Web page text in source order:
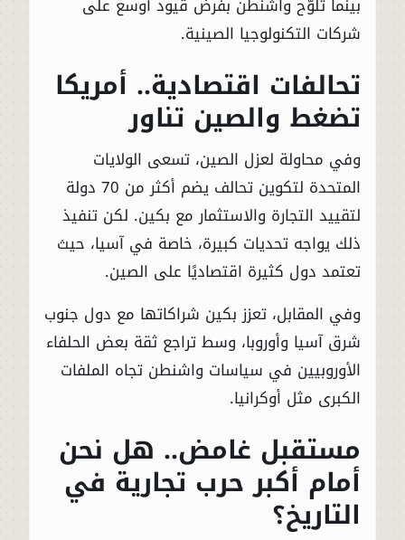
شركات التكنولوجيا الصينية.
تحالفات اقتصادية.. أمريكا
تضغط والصين تناور
وفي محاولة لعزل الصين، تسعى الولايات
المتحدة لتكوين تحالف يضم أكثر من 70 دولة
لتقييد التجارة والاستثمار مع بكين. لكن تنفيذ
ذلك يواجه تحديات كبيرة، خاصة في آسيا، حيث
تعتمد دول كثيرة اقتصاديًا على الصين.
وفي المقابل، تعزز بكين شراكاتها مع دول جنوب
شرق آسيا وأوروبا، وسط تراجع ثقة بعض الحلفاء
الأوروبيين في سياسات واشنطن تجاه الملفات
الكبرى مثل أوكرانيا.
مستقبل غامض.. هل نحن
أمام أكبر حرب تجارية في
التاريخ؟